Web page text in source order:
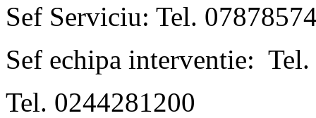
Sef Serviciu: Tel.
Sef echipa interventie:
Tel. 0244281200